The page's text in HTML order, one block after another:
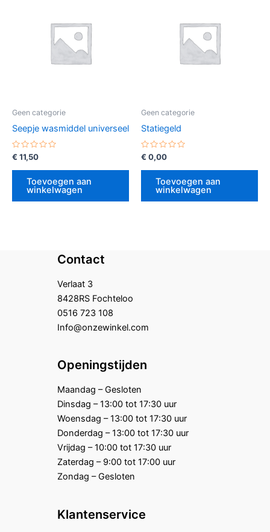
Geen categorie
Seepje wasmiddel universeel
Gewaardeerd
0
uit
€ 11,50
Toevoegen aan
winkelwagen
Geen categorie
Statiegeld
Gewaardeerd
0
uit
€ 0,00
Toevoegen aan
winkelwagen
Contact
Verlaat 3
8428RS Fochteloo
0516 723 108
Info@onzewinkel.com
Openingstijden
Maandag – Gesloten
Dinsdag – 13:00 tot 17:30 uur
Woensdag – 13:00 tot 17:30 uur
Donderdag – 13:00 tot 17:30 uur
Vrijdag – 10:00 tot 17:30 uur
Zaterdag – 9:00 tot 17:00 uur
Zondag – Gesloten
Klantenservice